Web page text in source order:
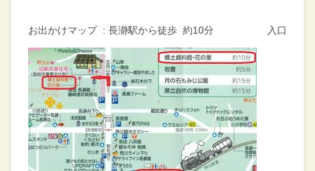
お出かけマップ : 長瀞駅から徒歩 約10分 入口